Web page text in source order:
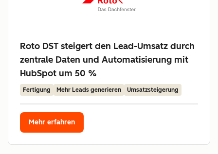
Roto DST steigert den Lead-Umsatz durch
zentrale Daten und Automatisierung mit
HubSpot um 50 %
Fertigung Mehr Leads generieren Umsatzsteigerung
Mehr erfahren